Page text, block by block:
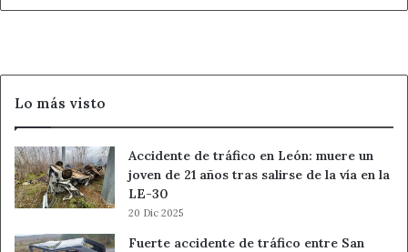
y
Ángeles
de
San
Rafael
y
Vegas
Matute
Lo más visto
Accidente de tráfico en León: muere un
joven de 21 años tras salirse de la vía en la
LE-30
20 Dic 2025
Fuerte accidente de tráfico entre San